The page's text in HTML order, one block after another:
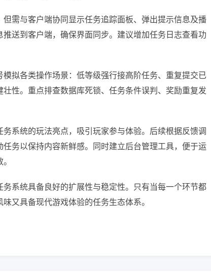
需与客户端协同显示任务追踪面板、弹出提示信息及播
送到客户端，确保界面同步。建议增加任务日志查看功
拟各类操作场景：低等级强行接高阶任务、重复提交已
性。重点排查数据库死锁、任务条件误判、奖励重复发
系统的玩法亮点，吸引玩家参与体验。后续根据反馈调
务以保持内容新鲜感。同时建立后台管理工具，便于运
系统具备良好的扩展性与稳定性。只有当每一个环节都
又具备现代游戏体验的任务生态体系。